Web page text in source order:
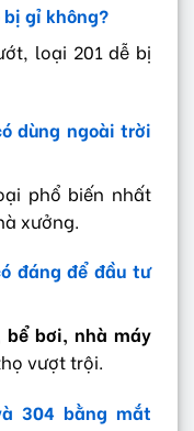
bị gỉ không?
loại 201 dễ bị
dùng ngoài trời
phổ biến nhất
xưởng.
đáng để đầu tư
bể bơi, nhà máy
vượt trội.
304 bằng mắt